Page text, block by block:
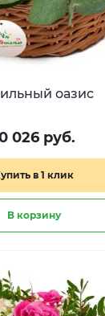
оазис
026 руб.
в 1 клик
В корзину